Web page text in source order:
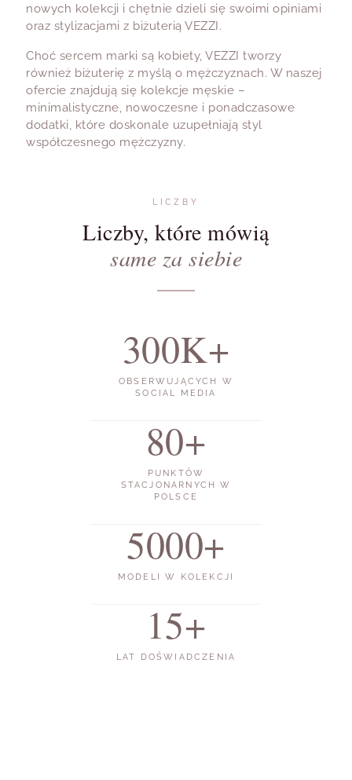
nowych kolekcji i chętnie dzieli się swoimi opiniami
oraz stylizacjami z biżuterią VEZZI.
Choć sercem marki są kobiety, VEZZI tworzy
również biżuterię z myślą o mężczyznach. W naszej
ofercie znajdują się kolekcje męskie –
minimalistyczne, nowoczesne i ponadczasowe
dodatki, które doskonale uzupełniają styl
współczesnego mężczyzny.
LICZBY
Liczby, które mówią
same za siebie
300K+
OBSERWUJĄCYCH W
SOCIAL MEDIA
80+
PUNKTÓW
STACJONARNYCH W
POLSCE
5000+
MODELI W KOLEKCJI
15+
LAT DOŚWIADCZENIA